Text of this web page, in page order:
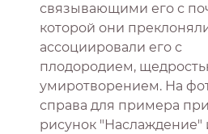
связывающими его с
которой они
ассоциировали его с
плодородием,
умиротворением. На
справа для примера
рисунок "Наслаждение"